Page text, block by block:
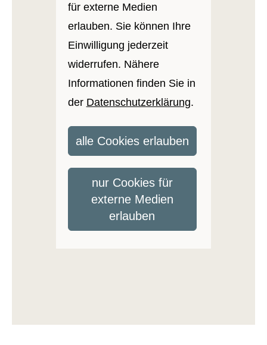
für externe Medien
erlauben. Sie können Ihre
Einwilligung jederzeit
widerrufen. Nähere
Informationen finden Sie in
der Datenschutzerklärung.
alle Cookies erlauben
nur Cookies für
externe Medien
erlauben